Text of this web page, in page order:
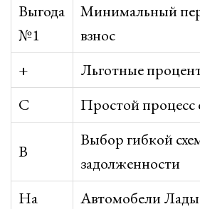
Выгода
№1
Минимальный
взнос
+
Льготные
С
Простой
В
Выбор гибкой
задолженности
На
Автомобели